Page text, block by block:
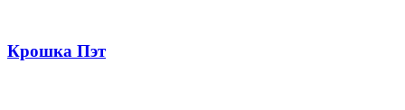
Крошка Пэт